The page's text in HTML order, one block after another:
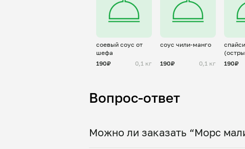
соевый соус от
шефа
190₽
0,1 кг
соус чили-манго
190₽ 0,1 кг
190₽
Вопрос-ответ
Можно ли заказать “Морс